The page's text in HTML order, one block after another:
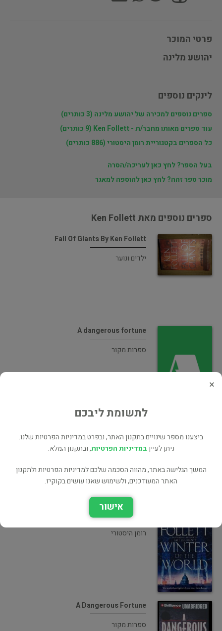
פרטי המוכר
יהושע מלינה
לינקים נוספים
ספרים נוספים למכירה של יהושע מלינה (3 כותרים)
עוד ספרים מאותו מחבר/ת - Ken Follett (9 כותרים)
כל הספרים בקטגוריית רומן היסטורי (886 כותרים)
בעל הספר? לחץ כאן לעריכה/הסרה
מוכר ספר זהה? לחץ כאן להוספה למאגר
ספרים נוספים מאת Ken Follett
Fall Of Glants By Ken Follett
ילדים ונוער
A dangerous fortune
ספרות מקור
רומן היסטורי
Winter of the World
רומן היסטורי
A Dangerous Fortune
ספרות מקור
×
לתשומת ליבכם
ביצענו מספר שינויים בתקנון האתר, ובפרט במדיניות הפרטיות שלנו.
ניתן לעייןבמדיניות הפרטיות, ובתקנון המלא.
המשך הגלישה באתר, מהווה הסכמה שלכם למדיניות הפרטיות ולתקנון
האתר המעודכנים, ולשימוש שאנו עושים בקוקיז.
אישור